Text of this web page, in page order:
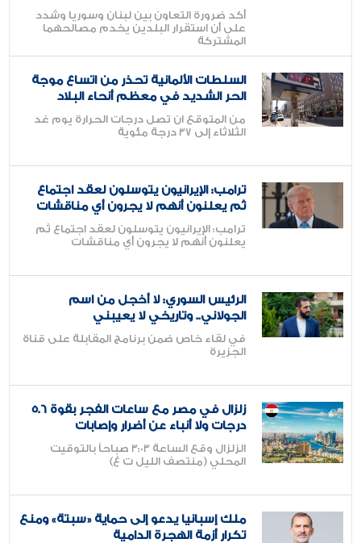
أكد ضرورة التعاون بين لبنان وسوريا وشدد
على أن استقرار البلدين يخدم مصالحهما
المشتركة
السلطات الألمانية تحذر من اتساع موجة
الحر الشديد في معظم أنحاء البلاد
من المتوقع ان تصل درجات الحرارة يوم غد
الثلاثاء إلى 37 درجة مئوية
ترامب: الإيرانيون يتوسلون لعقد اجتماع
ثم يعلنون أنهم لا يجرون أي مناقشات
ترامب: الإيرانيون يتوسلون لعقد اجتماع ثم
يعلنون أنهم لا يجرون أي مناقشات
الرئيس السوري: لا أخجل من اسم
الجولاني.. وتاريخي لا يعيبني
في لقاء خاص ضمن برنامج المقابلة على قناة
الجزيرة
زلزال في مصر مع ساعات الفجر بقوة 5.6
درجات ولا أنباء عن أضرار وإصابات
الزلزال وقع الساعة 3:03 صباحاً بالتوقيت
المحلي (منتصف الليل ت غ)
ملك إسبانيا يدعو إلى حماية «سبتة» ومنع
تكرار أزمة الهجرة الدامية